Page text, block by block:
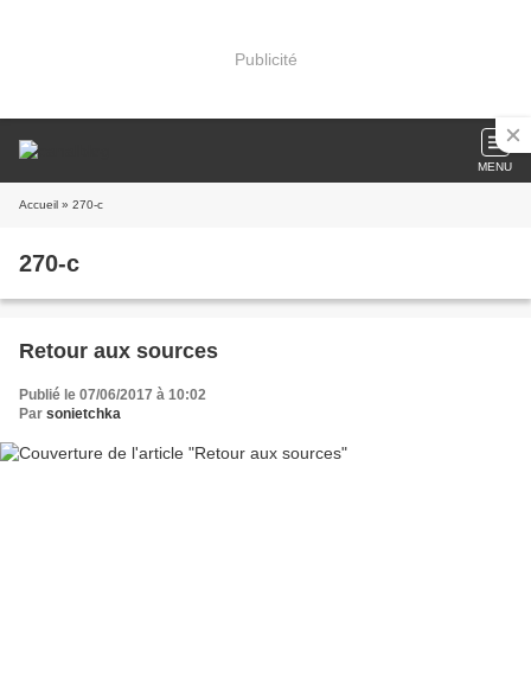
Publicité
MENU
Accueil » 270-c
270-c
Retour aux sources
Publié le 07/06/2017 à 10:02
Par sonietchka